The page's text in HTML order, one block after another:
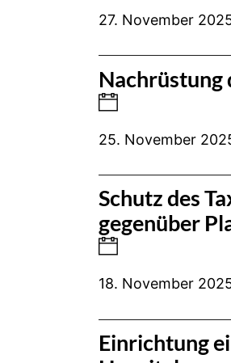
27. November
25. November
Schutz des
gegenüber
18. November
Einrichtung